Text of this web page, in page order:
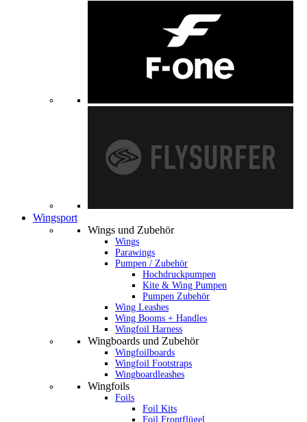
Wingsport
Wings und Zubehör
Wings
Parawings
Pumpen / Zubehör
Hochdruckpumpen
Kite & Wing Pumpen
Pumpen Zubehör
Wing Leashes
Wing Booms + Handles
Wingfoil Harness
Wingboards und Zubehör
Wingfoilboards
Wingfoil Footstraps
Wingboardleashes
Wingfoils
Foils
Foil Kits
Foil Frontflügel